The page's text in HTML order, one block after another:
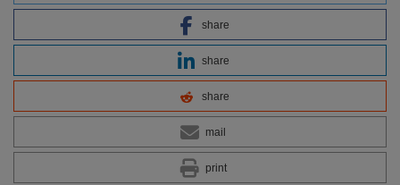
share
share
share
mail
print